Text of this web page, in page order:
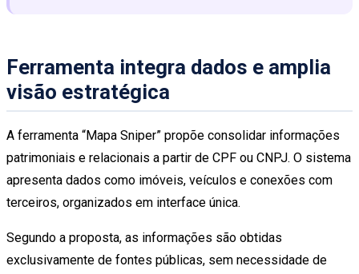
Ferramenta integra dados e amplia
visão estratégica
A ferramenta “Mapa Sniper” propõe consolidar informações
patrimoniais e relacionais a partir de CPF ou CNPJ. O sistema
apresenta dados como imóveis, veículos e conexões com
terceiros, organizados em interface única.
Segundo a proposta, as informações são obtidas
exclusivamente de fontes públicas, sem necessidade de